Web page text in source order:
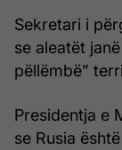
Sekretari i
se aleatët
pëllëmbë”
Presidentja e
se Rusia